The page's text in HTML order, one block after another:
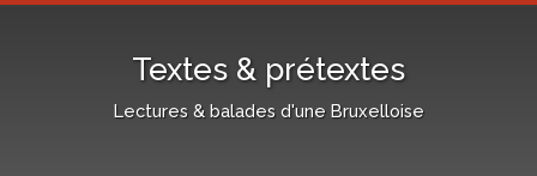
Textes & prétextes
Lectures & balades d'une Bruxelloise